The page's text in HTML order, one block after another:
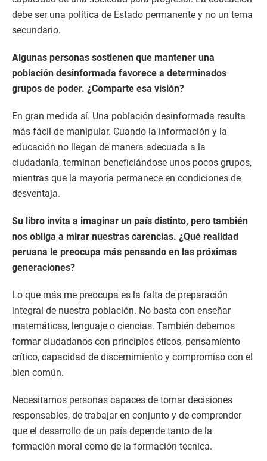
debe ser una política de Estado permanente y no un tema
secundario.
Algunas personas sostienen que mantener una
población desinformada favorece a determinados
grupos de poder. ¿Comparte esa visión?
En gran medida sí. Una población desinformada resulta
más fácil de manipular. Cuando la información y la
educación no llegan de manera adecuada a la
ciudadanía, terminan beneficiándose unos pocos grupos,
mientras que la mayoría permanece en condiciones de
desventaja.
Su libro invita a imaginar un país distinto, pero también
nos obliga a mirar nuestras carencias. ¿Qué realidad
peruana le preocupa más pensando en las próximas
generaciones?
Lo que más me preocupa es la falta de preparación
integral de nuestra población. No basta con enseñar
matemáticas, lenguaje o ciencias. También debemos
formar ciudadanos con principios éticos, pensamiento
crítico, capacidad de discernimiento y compromiso con el
bien común.
Necesitamos personas capaces de tomar decisiones
responsables, de trabajar en conjunto y de comprender
que el desarrollo de un país depende tanto de la
formación moral como de la formación técnica.